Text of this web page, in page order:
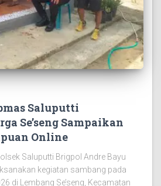
Saluputti
Se’seng Sampaikan
Online
Saluputti Brigpol Andre Bayu
kegiatan sambang pada
di Lembang Se’seng, Kecamatan